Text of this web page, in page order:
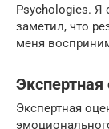
Psychologies. Я
заметил, что
меня
Экспертная
Экспертная